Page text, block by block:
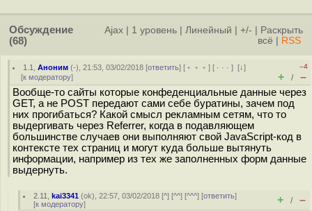
Обсуждение
(68)
Ajax 1 уровень Линейный +/-
Раскрыть
всё
RSS
1.1 ,Аноним (-), 21:53, 03/02/2018 [ответить] [ ﹢﹢﹢] [ · · ·][↓]
[к модератору]
–4
+ / –
Вообще-то сайты которые конфеденциальные данные через
GET, а не POST передают сами себе буратины, зачем под
них прогибаться? Какой смысл рекламным сетям, что то
выдергивать через Referrer, когда в подавляющем
большинстве случаев они выполняют свой JavaScript-код в
контексте тех страниц и могут куда больше вытянуть
информации, например из тех же заполненных форм данные
выдернуть.
2.11 ,kai3341 (ok), 22:57, 03/02/2018 [^] [^^] [^^^] [ответить]
[к модератору] + / –